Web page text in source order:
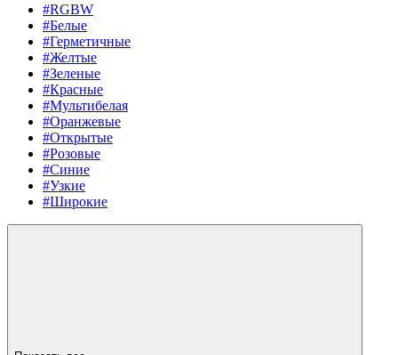
#RGBW
#Белые
#Герметичные
#Желтые
#Зеленые
#Красные
#Мультибелая
#Оранжевые
#Открытые
#Розовые
#Синие
#Узкие
#Широкие